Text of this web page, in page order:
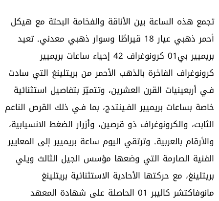
تجمع هذه الساعة بين الأناقة والفخامة البحتة مع هيكل
أحمر ذهبي عيار 18 قيراطًا وسوار ذهبي معدني. تعيد
بريميير بي01 كرونوغراف 42 إحياء ساعات بريميير
كرونوغراف الفاخرة بالذهب الأحمر من بريتلينغ التي سادت
فـي أربعينيات القرن العشرين، وتتميّز بتفاصيل استثنائية
خاصة بساعات بريميير الفـينتدج، بما فـي ذلك القرص الناعم
الثابت، والكرونوغراف ذو قرصين، وأزرار الضغط الانسيابية،
والأرقام بالعربية. وترتقي اليوم ساعة بريميير إلى المعايير
الفنية الصارمة التي وضعها مؤسس الجيل الثالث ويلي
بريتلينغ، مع حركتها الأحادية الاستثنائية بريتلينغ
مانوفاكتشر كاليبر 01 الحاصلة على شهادة المعهد